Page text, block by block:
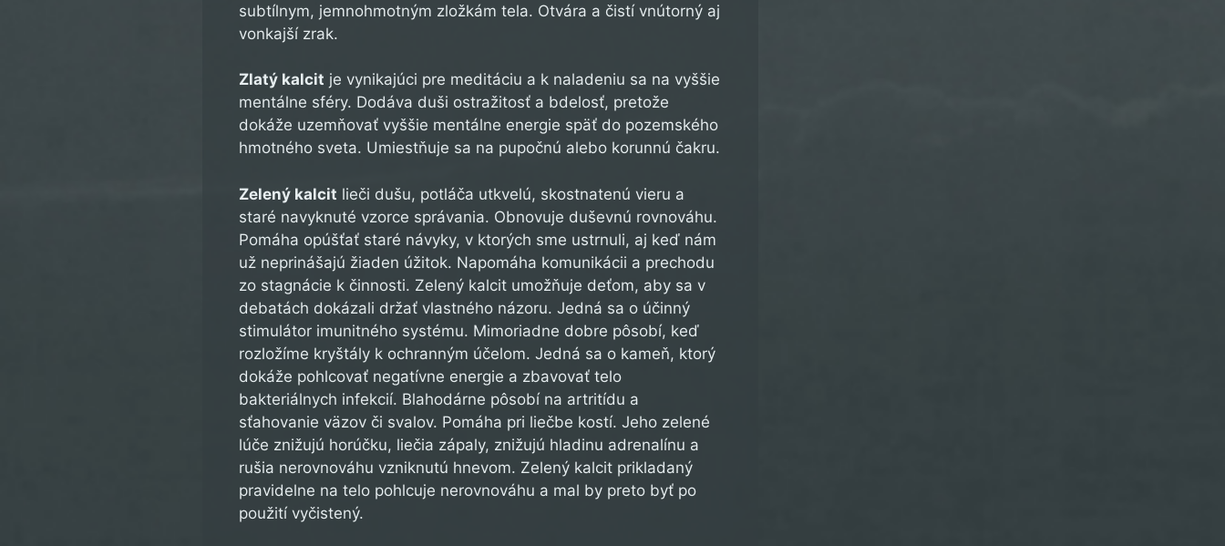
subtílnym, jemnohmotným zložkám tela. Otvára a čistí vnútorný aj
vonkajší zrak.
Zlatý kalcit je vynikajúci pre meditáciu a k naladeniu sa na vyššie
mentálne sféry. Dodáva duši ostražitosť a bdelosť, pretože
dokáže uzemňovať vyššie mentálne energie späť do pozemského
hmotného sveta. Umiestňuje sa na pupočnú alebo korunnú čakru.
Zelený kalcit lieči dušu, potláča utkvelú, skostnatenú vieru a
staré navyknuté vzorce správania. Obnovuje duševnú rovnováhu.
Pomáha opúšťať staré návyky, v ktorých sme ustrnuli, aj keď nám
už neprinášajú žiaden úžitok. Napomáha komunikácii a prechodu
zo stagnácie k činnosti. Zelený kalcit umožňuje deťom, aby sa v
debatách dokázali držať vlastného názoru. Jedná sa o účinný
stimulátor imunitného systému. Mimoriadne dobre pôsobí, keď
rozložíme kryštály k ochranným účelom. Jedná sa o kameň, ktorý
dokáže pohlcovať negatívne energie a zbavovať telo
bakteriálnych infekcií. Blahodárne pôsobí na artritídu a
sťahovanie väzov či svalov. Pomáha pri liečbe kostí. Jeho zelené
lúče znižujú horúčku, liečia zápaly, znižujú hladinu adrenalínu a
rušia nerovnováhu vzniknutú hnevom. Zelený kalcit prikladaný
pravidelne na telo pohlcuje nerovnováhu a mal by preto byť po
použití vyčistený.